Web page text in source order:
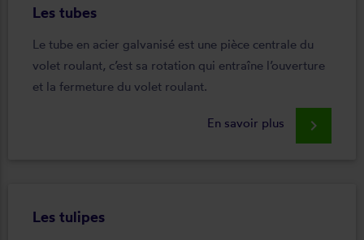
Les tubes
Le tube en acier galvanisé est une pièce centrale du
volet roulant, c’est sa rotation qui entraîne l’ouverture
et la fermeture du volet roulant.
En savoir plus keyboard_arrow_right
Les tulipes